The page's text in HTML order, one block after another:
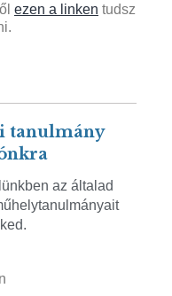
ezen a linken tudsz
tanulmány
az általad